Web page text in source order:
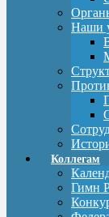
Наши
Коллегам
Гимн